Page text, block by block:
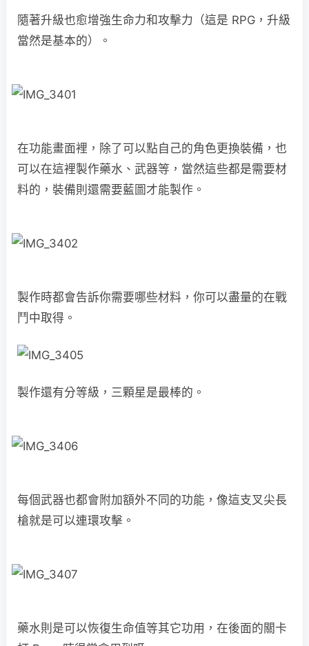
隨著升級也愈增強生命力和攻擊力（這是 RPG，升級
當然是基本的）。
在功能畫面裡，除了可以點自己的角色更換裝備，也
可以在這裡製作藥水、武器等，當然這些都是需要材
料的，裝備則還需要藍圖才能製作。
製作時都會告訴你需要哪些材料，你可以盡量的在戰
鬥中取得。
製作還有分等級，三顆星是最棒的。
每個武器也都會附加額外不同的功能，像這支叉尖長
槍就是可以連環攻擊。
藥水則是可以恢復生命值等其它功用，在後面的關卡